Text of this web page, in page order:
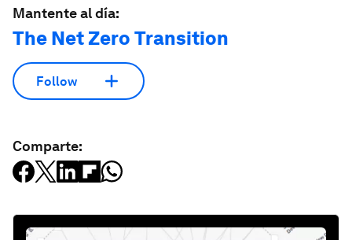
Mantente al día:
The Net Zero Transition
Follow
Comparte: